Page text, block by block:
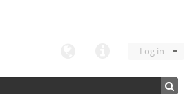
Log in